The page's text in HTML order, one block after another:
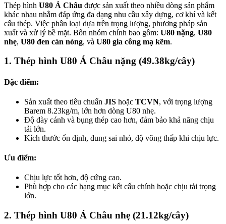
Thép hình U80 Á Châu được sản xuất theo nhiều dòng sản phẩm
khác nhau nhằm đáp ứng đa dạng nhu cầu xây dựng, cơ khí và kết
cấu thép. Việc phân loại dựa trên trọng lượng, phương pháp sản
xuất và xử lý bề mặt. Bốn nhóm chính bao gồm: U80 nặng, U80
nhẹ, U80 đen cán nóng, và U80 gia công mạ kẽm.
1. Thép hình U80 Á Châu nặng (49.38kg/cây)
Đặc điểm:
Sản xuất theo tiêu chuẩn JIS hoặc TCVN, với trọng lượng
Barem 8.23kg/m, lớn hơn dòng U80 nhẹ.
Độ dày cánh và bụng thép cao hơn, đảm bảo khả năng chịu
tải lớn.
Kích thước ổn định, dung sai nhỏ, độ võng thấp khi chịu lực.
Ưu điểm:
Chịu lực tốt hơn, độ cứng cao.
Phù hợp cho các hạng mục kết cấu chính hoặc chịu tải trọng
lớn.
2. Thép hình U80 Á Châu nhẹ (21.12kg/cây)